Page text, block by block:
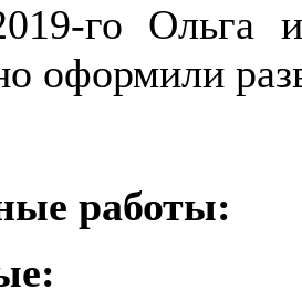
го Ольга и
оформили
работы: